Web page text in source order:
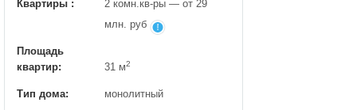
Квартиры :
2 комн.кв-ры — от 29
млн. руб
Площадь
квартир:
31 м2
Тип дома: монолитный